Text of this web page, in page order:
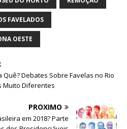
FAVELADOS
OESTE
Quê? Debates Sobre Favelas no Rio
Muito Diferentes
PRÓXIMO
em 2018? Parte